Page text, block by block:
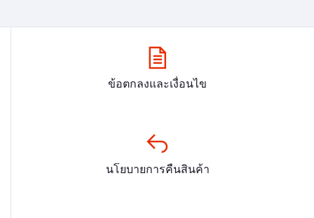
ข้อตกลงและเงื่อนไข
นโยบายการคืนสินค้า